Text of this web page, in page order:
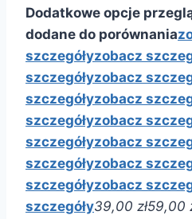
Dodatkowe opcje
dodane do porównania
szczegółyzobacz
szczegółyzobacz
szczegółyzobacz
szczegółyzobacz
szczegółyzobacz
szczegółyzobacz
szczegółyzobacz
szczegóły39,00 zł59,00